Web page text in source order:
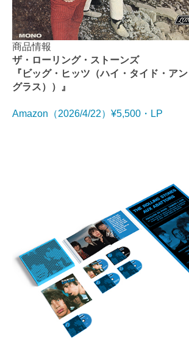
商品情報
ザ・ローリング・ストーンズ
『 ビッグ・ヒッツ（ハイ・タイド・アン
グラス））
』
Amazon（2026/4/22）¥5,500・LP